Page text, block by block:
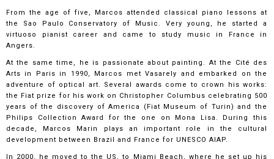
From the age of five, Marcos attended classical piano lessons at
the Sao Paulo Conservatory of Music. Very young, he started a
virtuoso pianist career and came to study music in France in
Angers.
At the same time, he is passionate about painting. At the Cité des
Arts in Paris in 1990, Marcos met Vasarely and embarked on the
adventure of optical art. Several awards come to crown his works:
the Fiat prize for his work on Christopher Columbus celebrating 500
years of the discovery of America (Fiat Museum of Turin) and the
Philips Collection Award for the one on Mona Lisa. During this
decade, Marcos Marin plays an important role in the cultural
development between Brazil and France for UNESCO AIAP.
In 2000, he moved to the US, to Miami Beach, where he set up his